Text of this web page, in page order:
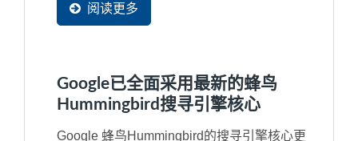
阅读更多
Google已全面采用最新的蜂鸟
Hummingbird搜寻引擎核心
Google 蜂鸟Hummingbird的搜寻引擎核心更